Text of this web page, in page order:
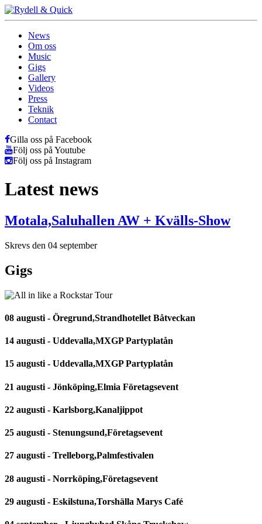
News
Om oss
Music
Gigs
Gallery
Videos
Press
Teknik
Contact
Gilla oss på Facebook
Följ oss på Youtube
Följ oss på Instagram
Latest news
Motala,Saluhallen AW + Kvälls-Show
Skrevs den 04 september
Gigs
08 augusti - Öregrund,Strandhotellet Båtveckan
14 augusti - Uddevalla,MXGP Partyplatån
15 augusti - Uddevalla,MXGP Partyplatån
21 augusti - Jönköping,Elmia Företagsevent
22 augusti - Karlsborg,Kanaljippot
25 augusti - Stenungsund,Företagsevent
27 augusti - Trelleborg,Palmfestivalen
28 augusti - Norrköping,Företagsevent
29 augusti - Eskilstuna,Torshälla Marys Café